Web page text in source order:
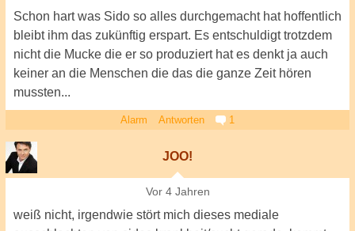
Schon hart was Sido so alles durchgemacht hat hoffentlich
bleibt ihm das zukünftig erspart. Es entschuldigt trotzdem
nicht die Mucke die er so produziert hat es denkt ja auch
keiner an die Menschen die das die ganze Zeit hören
mussten...
Alarm Antworten 1
JOO!
Vor 4 Jahren
weiß nicht, irgendwie stört mich dieses mediale